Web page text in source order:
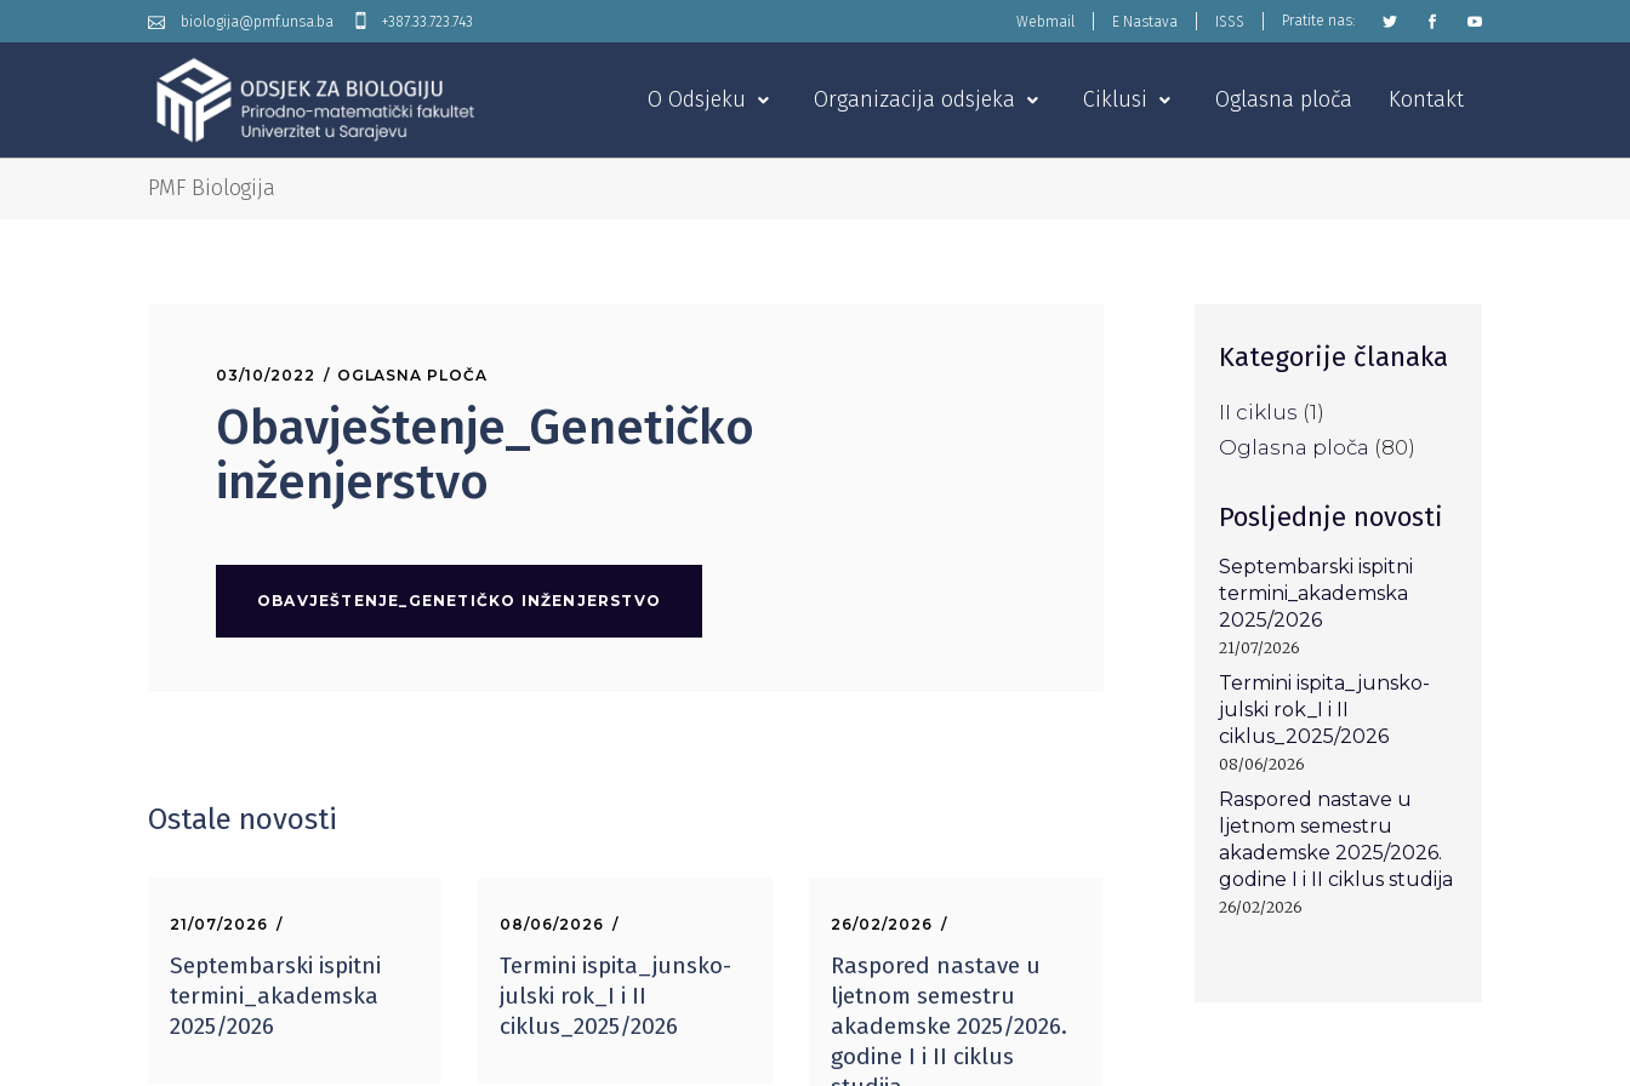
biologija@pmf.unsa.ba +387.33.723.743 Webmail E Nastava ISSS Pratite nas:
O Odsjeku Organizacija odsjeka Ciklusi Oglasna ploča Kontakt
PMF Biologija
03/10/2022 OGLASNA PLOČA
Obavještenje_Genetičko
inženjerstvo
OBAVJEŠTENJE_GENETIČKO INŽENJERSTVO
Ostale novosti
21/07/2026
Septembarski ispitni
termini_akademska
2025/2026
08/06/2026
Termini ispita_junsko-
julski rok_I i II
ciklus_2025/2026
26/02/2026
Raspored nastave u
ljetnom semestru
akademske 2025/2026.
godine I i II ciklus
Kategorije članaka
II ciklus (1)
Oglasna ploča (80)
Posljednje novosti
Septembarski ispitni
termini_akademska
2025/2026
21/07/2026
Termini ispita_junsko-
julski rok_I i II
ciklus_2025/2026
08/06/2026
Raspored nastave u
ljetnom semestru
akademske 2025/2026.
godine I i II ciklus studija
26/02/2026